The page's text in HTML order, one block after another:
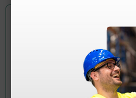
Pergunte a um colega